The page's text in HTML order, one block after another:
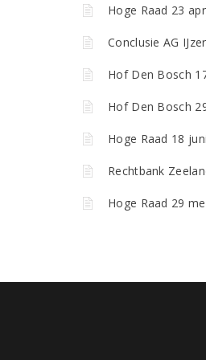
Hoge Raad 23
Conclusie AG
Hof Den Bosch
Hof Den Bosch
Hoge Raad 18
Rechtbank
Hoge Raad 29